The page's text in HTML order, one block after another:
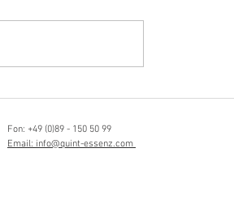
Fon: +49 (0)89 - 150 50 99
Email: info@quint-essenz.com